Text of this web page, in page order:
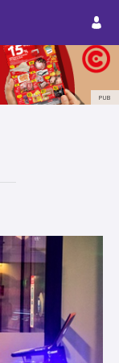
PUB